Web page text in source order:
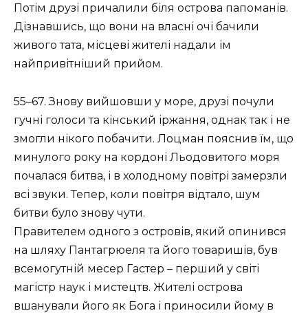
Потім друзі причалили біля острова папоманів.
Дізнавшись, що вони на власні очі бачили
живого тата, місцеві жителі надали їм
найпривітніший прийом.
55–67. Знову вийшовши у море, друзі почули
гучні голоси та кінський іржання, однак так і не
змогли нікого побачити. Лоцман пояснив їм, що
минулого року на кордоні Льодовитого моря
почалася битва, і в холодному повітрі замерзли
всі звуки. Тепер, коли повітря відтало, шум
битви було знову чути.
Правителем одного з островів, який опинився
на шляху Пантагрюеля та його товаришів, був
всемогутній месер Гастер – перший у світі
магістр наук і мистецтв. Жителі острова
вшанували його як Бога і приносили йому в